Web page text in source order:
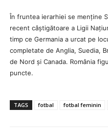
În fruntea ierarhiei se menține
recent câștigătoare a Ligii
timp ce Germania a urcat pe
completate de Anglia, Suedia,
de Nord și Canada. România
puncte.
TAGS fotbal fotbal feminin